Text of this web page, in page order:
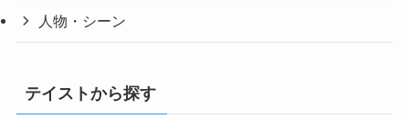
人物・シーン
テイストから探す